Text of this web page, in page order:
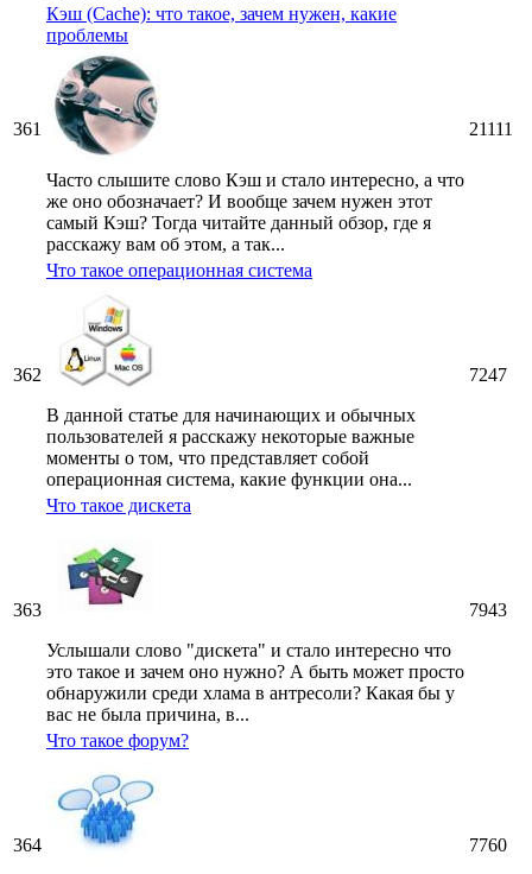
361
Кэш (Cache): что такое, зачем нужен, какие
проблемы
Часто слышите слово Кэш и стало интересно, а что
же оно обозначает? И вообще зачем нужен этот
самый Кэш? Тогда читайте данный обзор, где я
расскажу вам об этом, а так...
21111
362
Что такое операционная система
В данной статье для начинающих и обычных
пользователей я расскажу некоторые важные
моменты о том, что представляет собой
операционная система, какие функции она...
7247
363
Что такое дискета
Услышали слово "дискета" и стало интересно что
это такое и зачем оно нужно? А быть может просто
обнаружили среди хлама в антресоли? Какая бы у
вас не была причина, в...
7943
364
Что такое форум?
7760